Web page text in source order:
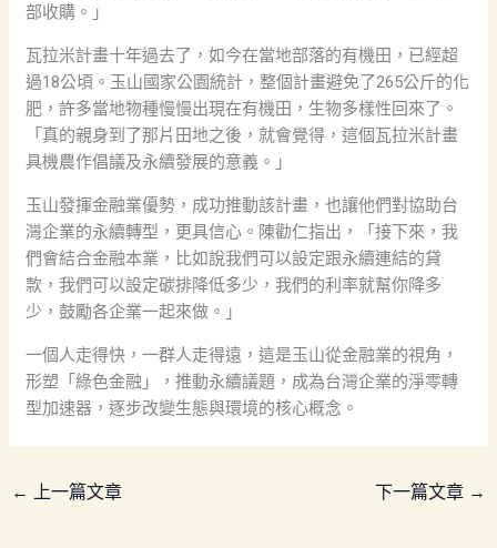
部收購。」
瓦拉米計畫十年過去了，如今在當地部落的有機田，已經超
過18公頃。玉山國家公園統計，整個計畫避免了265公斤的化
肥，許多當地物種慢慢出現在有機田，生物多樣性回來了。
「真的親身到了那片田地之後，就會覺得，這個瓦拉米計畫
具機農作倡議及永續發展的意義。」
玉山發揮金融業優勢，成功推動該計畫，也讓他們對協助台
灣企業的永續轉型，更具信心。陳勸仁指出，「接下來，我
們會結合金融本業，比如說我們可以設定跟永續連結的貸
款，我們可以設定碳排降低多少，我們的利率就幫你降多
少，鼓勵各企業一起來做。」
一個人走得快，一群人走得遠，這是玉山從金融業的視角，
形塑「綠色金融」，推動永續議題，成為台灣企業的淨零轉
型加速器，逐步改變生態與環境的核心概念。
← 上一篇文章 下一篇文章 →